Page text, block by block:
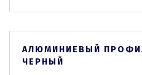
АЛЮМИНИЕВЫЙ
ЧЕРНЫЙ